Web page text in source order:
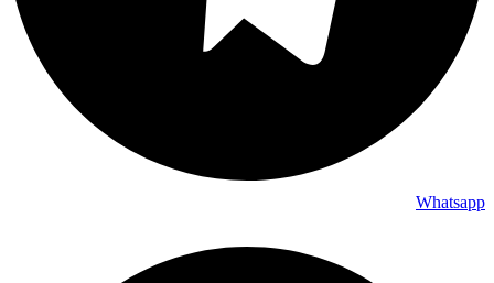
Whatsapp